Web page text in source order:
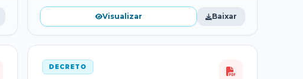
Visualizar Baixar
DECRETO